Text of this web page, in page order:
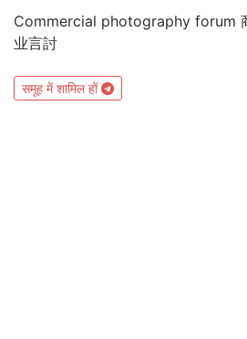
Commercial photography forum
业言討
समूह में शामिल हों